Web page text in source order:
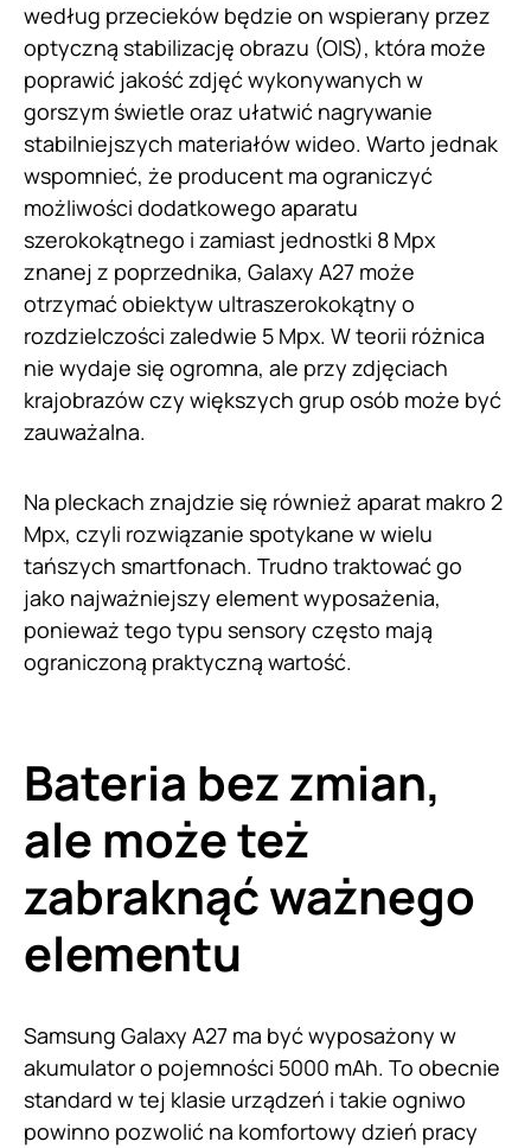
według przecieków będzie on wspierany przez
optyczną stabilizację obrazu (OIS), która może
poprawić jakość zdjęć wykonywanych w
gorszym świetle oraz ułatwić nagrywanie
stabilniejszych materiałów wideo. Warto jednak
wspomnieć, że producent ma ograniczyć
możliwości dodatkowego aparatu
szerokokątnego i zamiast jednostki 8 Mpx
znanej z poprzednika, Galaxy A27 może
otrzymać obiektyw ultraszerokokątny o
rozdzielczości zaledwie 5 Mpx. W teorii różnica
nie wydaje się ogromna, ale przy zdjęciach
krajobrazów czy większych grup osób może być
zauważalna.
Na pleckach znajdzie się również aparat makro 2
Mpx, czyli rozwiązanie spotykane w wielu
tańszych smartfonach. Trudno traktować go
jako najważniejszy element wyposażenia,
ponieważ tego typu sensory często mają
ograniczoną praktyczną wartość.
Bateria bez zmian,
ale może też
zabraknąć ważnego
elementu
Samsung Galaxy A27 ma być wyposażony w
akumulator o pojemności 5000 mAh. To obecnie
standard w tej klasie urządzeń i takie ogniwo
powinno pozwolić na komfortowy dzień pracy